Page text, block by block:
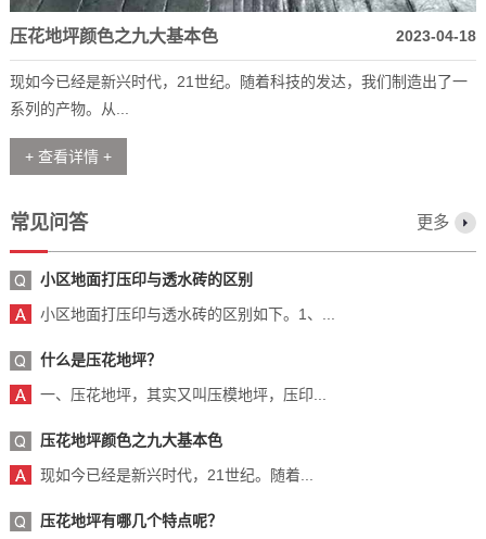
压花地坪颜色之九大基本色 2023-04-18
现如今已经是新兴时代，21世纪。随着科技的发达，我们制造出了一
系列的产物。从...
+ 查看详情 +
常见问答 更多
小区地面打压印与透水砖的区别
小区地面打压印与透水砖的区别如下。1、...
什么是压花地坪？
一、压花地坪，其实又叫压模地坪，压印...
压花地坪颜色之九大基本色
现如今已经是新兴时代，21世纪。随着...
压花地坪有哪几个特点呢？